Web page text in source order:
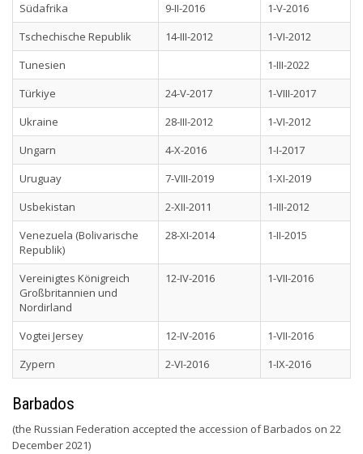
Südafrika
9-II-2016
1-V-2016
Tschechische Republik
14-III-2012
1-VI-2012
Tunesien
1-III-2022
Türkiye
24-V-2017
1-VIII-2017
Ukraine
28-III-2012
1-VI-2012
Ungarn
4-X-2016
1-I-2017
Uruguay
7-VIII-2019
1-XI-2019
Usbekistan
2-XII-2011
1-III-2012
Venezuela (Bolivarische
Republik)
28-XI-2014 1-II-2015
Vereinigtes Königreich
Großbritannien und
Nordirland
12-IV-2016 1-VII-2016
Vogtei Jersey 12-IV-2016
1-VII-2016
Zypern
2-VI-2016 1-IX-2016
Barbados
(the Russian Federation accepted the accession of Barbados on 22
December 2021)